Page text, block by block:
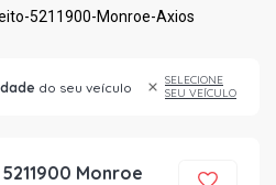
do seu veículo
SELECIONE
SEU VEÍCULO
Monroe